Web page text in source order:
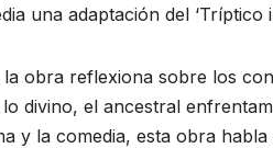
una adaptación del ‘Tríptico
obra reflexiona sobre los
divino, el ancestral
y la comedia, esta obra